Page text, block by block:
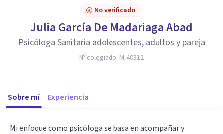
No verificado
Julia García De Madariaga Abad
Psicóloga Sanitaria adolescentes, adultos y pareja
Nº colegiado: M-40312
Sobre mí Experiencia
Mi enfoque como psicóloga se basa en acompañar y